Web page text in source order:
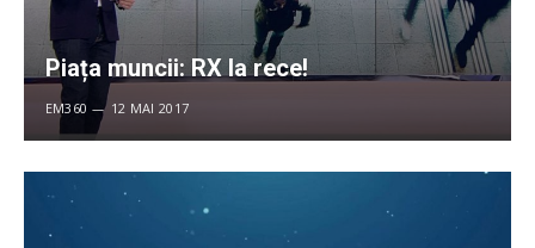
Piața muncii: RX la rece!
EM360 12 MAI 2017